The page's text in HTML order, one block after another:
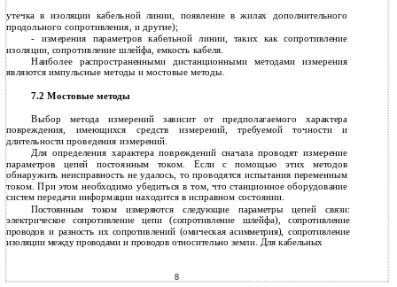
утечка в изоляции кабельной линии, появление в жилах дополнительного
продольного сопротивления, и другие);
-
измерения параметров кабельной линии, таких как сопротивление
изоляции, сопротивление шлейфа, емкость кабеля.
Наиболее распространенными дистанционными методами измерения
являются импульсные методы и мостовые методы.
7.2 Мостовые методы
Выбор метода измерений зависит от предполагаемого характера
повреждения, имеющихся средств измерений, требуемой точности и
длительности проведения измерений.
Для определения характера повреждений сначала проводят измерение
параметров цепей постоянным током. Если с помощью этих методов
обнаружить неисправность не удалось, то проводятся испытания переменным
током. При этом необходимо убедиться в том, что станционное оборудование
систем передачи информации находится в исправном состоянии.
Постоянным током измеряются следующие параметры цепей связи:
электрическое сопротивление цепи (сопротивление шлейфа), сопротивление
проводов и разность их сопротивлений (омическая асимметрия), сопротивление
изоляции между проводами и проводов относительно земли. Для кабельных
8